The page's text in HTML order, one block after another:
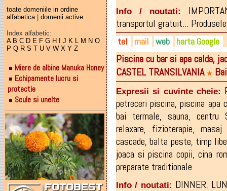
toate domeniile in ordine
alfabetica| domenii active
Index alfabetic:
A B C D E F G H J K L M N O
P Q R S T U V W X Y Z
Miere de albine Manuka Honey
Echipamente lucru si
protectie
Scule si unelte
Info / noutati:
transportul gratuit...
tel
0755-090.342
0755-113.128
0362-401.907
mail
mdatortdesign@yahoo.com
office@cakestudio.ro
web
cakestudio.ro
harta Google
Piscina cu bar si apa calda,
CASTEL TRANSILVANIA ★
Expresii si cuvinte cheie:
petreceri piscina,piscina apa
bai termale, sauna, centru
relaxare, fizioterapie,masaj
cascade,balta peste, timp
joaca si piscina copii,cina
preparate traditionale
Info / noutati: DINNER,